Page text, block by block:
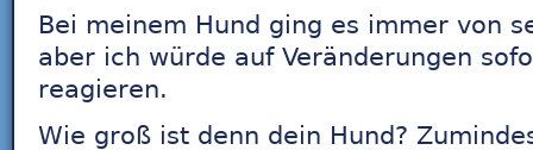
Bei meinem Hund ging es immer von
aber ich würde auf Veränderungen
reagieren.
Wie groß ist denn dein Hund?